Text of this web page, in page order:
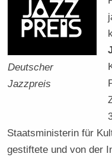
Deutscher
Jazzpreis
Staatsministerin für
gestiftete und von der